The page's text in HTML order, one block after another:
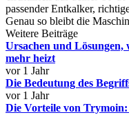
passender Entkalker,
Genau so bleibt die
Weitere Beiträge
Ursachen und
mehr heizt
vor 1 Jahr
Die Bedeutung des
vor 1 Jahr
Die Vorteile von